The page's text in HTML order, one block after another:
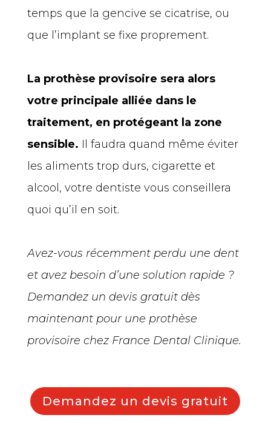
temps que la gencive se cicatrise, ou
que l’implant se fixe proprement.
La prothèse provisoire sera alors
votre principale alliée dans le
traitement, en protégeant la zone
sensible. Il faudra quand même éviter
les aliments trop durs, cigarette et
alcool, votre dentiste vous conseillera
quoi qu’il en soit.
Avez-vous récemment perdu une dent
et avez besoin d’une solution rapide ?
Demandez un devis gratuit dès
maintenant pour une prothèse
provisoire chez France Dental Clinique.
Demandez un devis gratuit